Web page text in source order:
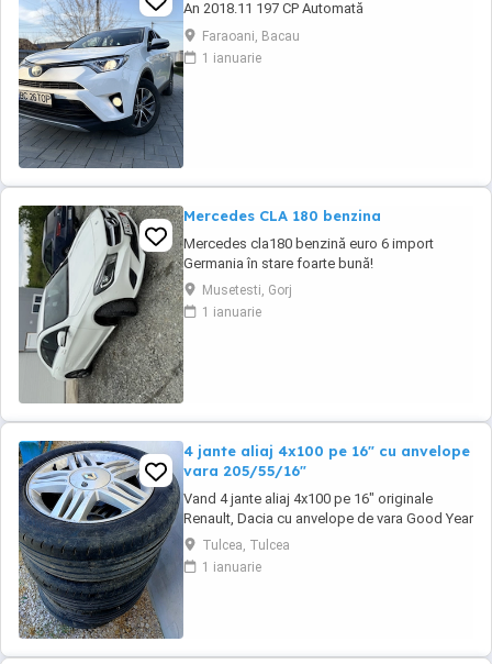
An 2018.11 197 CP Automată
Faraoani, Bacau
1 ianuarie
Mercedes CLA 180 benzina
Mercedes cla180 benzină euro 6 import
Germania în stare foarte bună!
Musetesti, Gorj
1 ianuarie
4 jante aliaj 4x100 pe 16" cu anvelope
vara 205/55/16"
Vand 4 jante aliaj 4x100 pe 16" originale
Renault, Dacia cu anvelope de vara Good Year
205/55/16" cu pretul de 1000 lei. Se pot
achizitiona doar din Tulcea, NU se pot trimite
prin curier.
Tulcea, Tulcea
1 ianuarie